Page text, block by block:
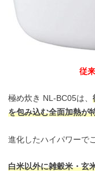
従
極め炊き NL-BC05は、
を包み込む全面加熱が
進化したハイパワーで
白米以外に雑穀米・玄